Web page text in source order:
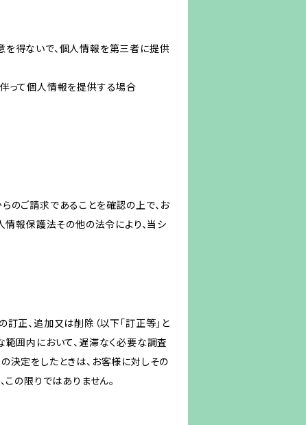
を得ないで、個人情報を第三者に提供
って個人情報を提供する場合
のご請求であることを確認の上で、お
情報保護法その他の法令により、当シ
正、追加又は削除（以下「訂正等」と
範囲内において、遅滞なく必要な調査
決定をしたときは、お客様に対しその
の限りではありません。